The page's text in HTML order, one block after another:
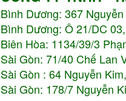
Bình Dương: 367
Bình Dương: Ô 21/DC
Biên Hòa: 1134/39/3
Sài Gòn: 71/40 Chế Lan
Sài Gòn : 64 Nguyễn
Sài Gòn: 178/7 Nguyễn